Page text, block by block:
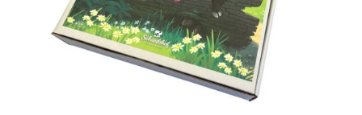
Landwirtschaft